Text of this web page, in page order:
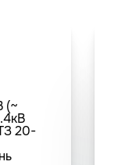
(~
20-